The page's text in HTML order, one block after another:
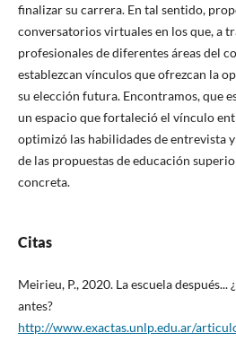
finalizar su carrera. En tal sentido,
conversatorios virtuales en los que, a
profesionales de diferentes áreas del
establezcan vínculos que ofrezcan la
su elección futura. Encontramos, que
un espacio que fortaleció el vínculo
optimizó las habilidades de entrevista
de las propuestas de educación
concreta.
Citas
Meirieu, P., 2020. La escuela después...
antes?
http://www.exactas.unlp.edu.ar/